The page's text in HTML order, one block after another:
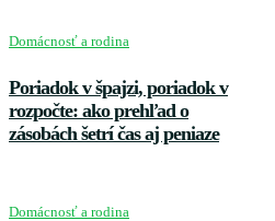
Domácnosť a rodina
Poriadok v špajzi, poriadok v
rozpočte: ako prehľad o
zásobách šetrí čas aj peniaze
Domácnosť a rodina